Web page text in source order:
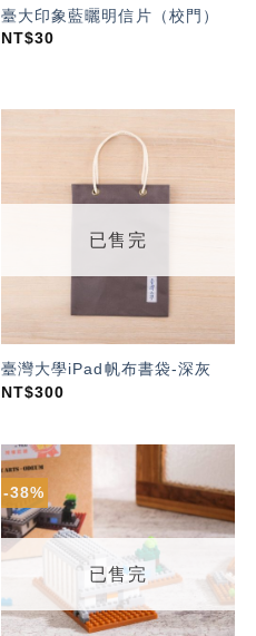
臺大印象藍曬明信片（校門）
NT$30
望輕
已售完
臺灣大學iPad帆布書袋-深灰
NT$300
-38%
加入
「願
望輕
已售完